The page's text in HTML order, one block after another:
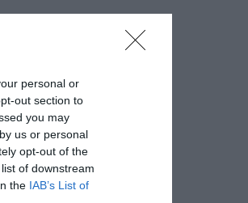
personal or
out section to
you may
us or personal
opt-out of the
of downstream
the IAB’s List of